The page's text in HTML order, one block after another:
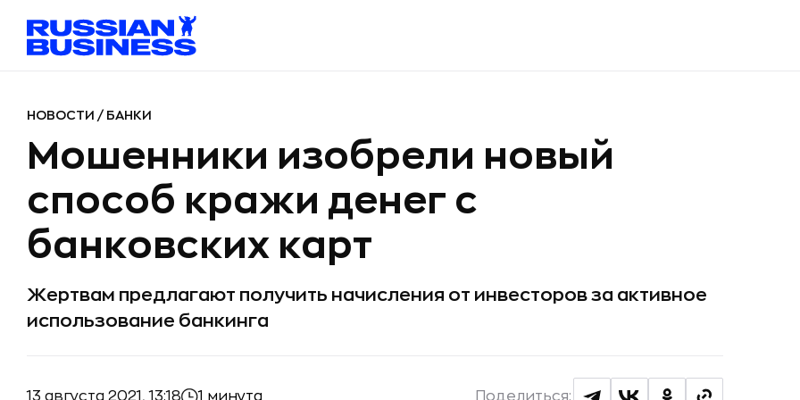
НОВОСТИ / БАНКИ
Мошенники изобрели новый
способ кражи денег с
банковских карт
Жертвам предлагают получить начисления от инвесторов за активное
использование банкинга
13 августа 2021, 13:18 1 минута Поделиться: